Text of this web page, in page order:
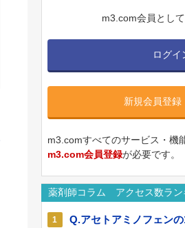
m3.com会員とし
ログイ
新規会員登録
m3.comすべてのサービス・機
m3.com会員登録が必要です。
薬剤師コラム アクセス数ラン
1
Q.アセトアミノフェン